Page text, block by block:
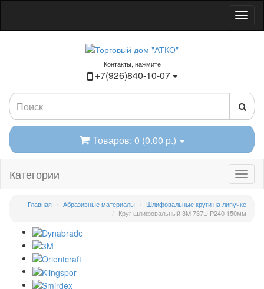
Контакты, нажмите
+7(926)840-10-07
Товаров: 0 (0.00 р.)
Категории
Главная Абразивные материалы
Шлифовальные круги на липучке
Круг шлифовальный 3M 737U P240 150мм